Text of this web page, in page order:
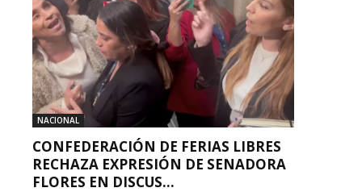
NACIONAL
CONFEDERACIÓN DE FERIAS LIBRES
RECHAZA EXPRESIÓN DE SENADORA
FLORES EN DISCUS...